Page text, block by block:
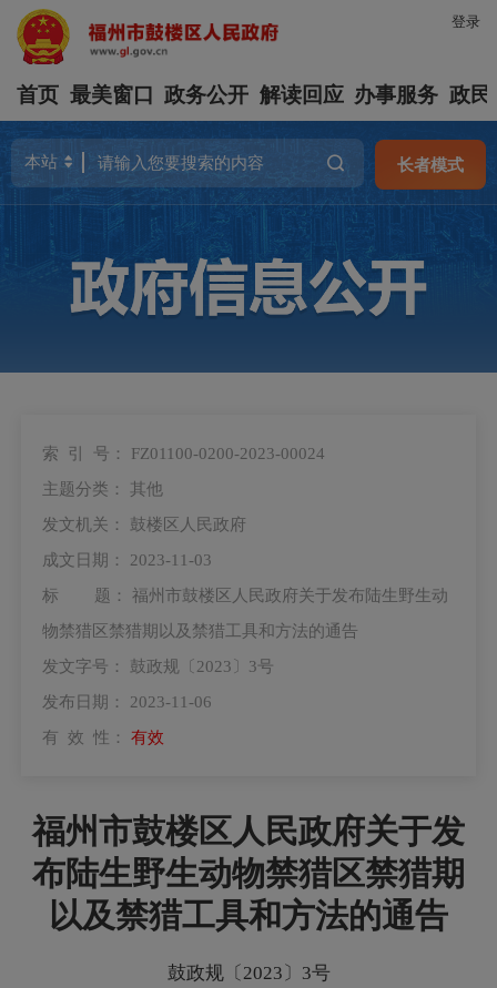
登录
首页 最美窗口 政务公开 解读回应 办事服务 政民
长者模式
索 引 号： FZ01100-0200-2023-00024
主题分类： 其他
发文机关： 鼓楼区人民政府
成文日期： 2023-11-03
标 题： 福州市鼓楼区人民政府关于发布陆生野生动
物禁猎区禁猎期以及禁猎工具和方法的通告
发文字号： 鼓政规〔2023〕3号
发布日期： 2023-11-06
有 效 性： 有效
福州市鼓楼区人民政府关于发
布陆生野生动物禁猎区禁猎期
以及禁猎工具和方法的通告
鼓政规〔2023〕3号